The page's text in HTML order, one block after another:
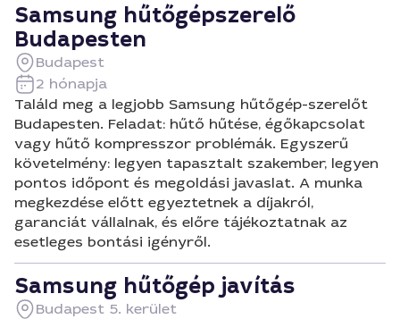
Samsung hűtőgépszerelő
Budapesten
Budapest
2 hónapja
Találd meg a legjobb Samsung hűtőgép-szerelőt
Budapesten. Feladat: hűtő hűtése, égőkapcsolat
vagy hűtő kompresszor problémák. Egyszerű
követelmény: legyen tapasztalt szakember, legyen
pontos időpont és megoldási javaslat. A munka
megkezdése előtt egyeztetnek a díjakról,
garanciát vállalnak, és előre tájékoztatnak az
esetleges bontási igényről.
Samsung hűtőgép javítás
Budapest 5. kerület